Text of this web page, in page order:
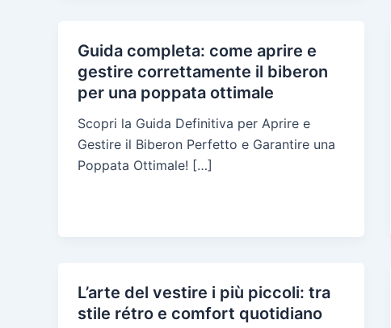
Guida completa: come aprire e
gestire correttamente il biberon
per una poppata ottimale
Scopri la Guida Definitiva per Aprire e
Gestire il Biberon Perfetto e Garantire una
Poppata Ottimale! […]
L’arte del vestire i più piccoli: tra
stile rétro e comfort quotidiano